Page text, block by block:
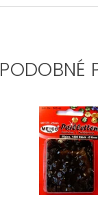
PODOBNÉ